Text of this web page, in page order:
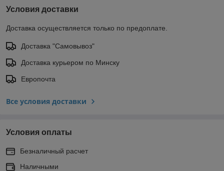
Условия доставки
Доставка осуществляется только по предоплате.
Доставка "Самовывоз"
Доставка курьером по Минску
Европочта
Все условия доставки
Условия оплаты
Безналичный расчет
Наличными